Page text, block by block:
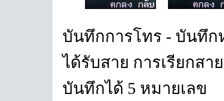
บันทึกการโทร - บันทึก
ได้รับสาย การเรียกส
บันทึกได้ 5 หมายเลข